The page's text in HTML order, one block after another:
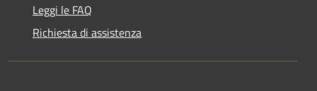
Leggi le FAQ
Richiesta di assistenza